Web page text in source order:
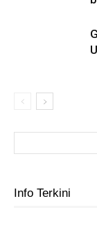
Info Terkini